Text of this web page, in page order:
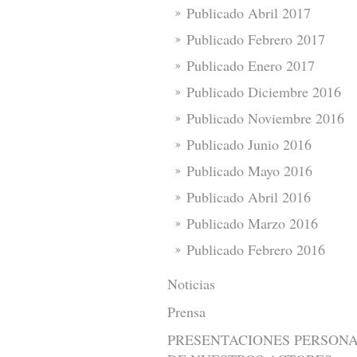
Publicado Abril 2017
Publicado Febrero 2017
Publicado Enero 2017
Publicado Diciembre 2016
Publicado Noviembre 2016
Publicado Junio 2016
Publicado Mayo 2016
Publicado Abril 2016
Publicado Marzo 2016
Publicado Febrero 2016
Noticias
Prensa
PRESENTACIONES